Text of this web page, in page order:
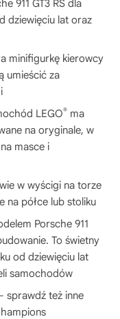
911 GT3 RS dla
dziewięciu lat oraz
minifigurkę kierowcy
umieścić za
LEGO® ma
na oryginale, w
masce i
w wyścigi na torze
na półce lub stoliku
Porsche 911
To świetny
od dziewięciu lat
samochodów
sprawdź też inne